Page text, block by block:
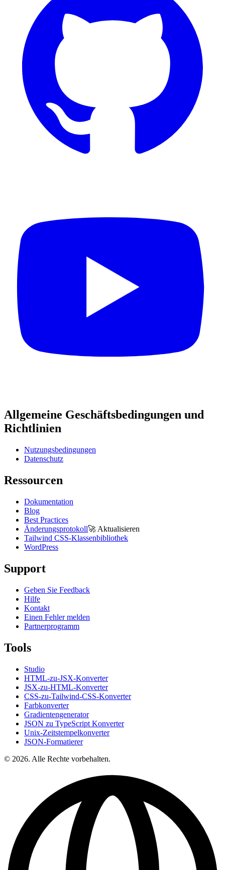
Allgemeine Geschäftsbedingungen und
Richtlinien
Nutzungsbedingungen
Datenschutz
Ressourcen
Dokumentation
Blog
Best Practices
Änderungsprotokoll🚀 Aktualisieren
Tailwind CSS-Klassenbibliothek
WordPress
Support
Geben Sie Feedback
Hilfe
Kontakt
Einen Fehler melden
Partnerprogramm
Tools
Studio
HTML-zu-JSX-Konverter
JSX-zu-HTML-Konverter
CSS-zu-Tailwind-CSS-Konverter
Farbkonverter
Gradientengenerator
JSON zu TypeScript Konverter
Unix-Zeitstempelkonverter
JSON-Formatierer
© 2026. Alle Rechte vorbehalten.